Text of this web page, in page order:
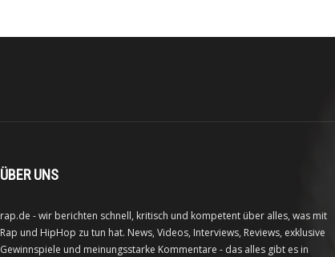
ÜBER UNS
rap.de - wir berichten schnell, kritisch und kompetent über alles, was mit
Rap und HipHop zu tun hat. News, Videos, Interviews, Reviews, exklusive
Gewinnspiele und meinungsstarke Kommentare - das alles gibt es in